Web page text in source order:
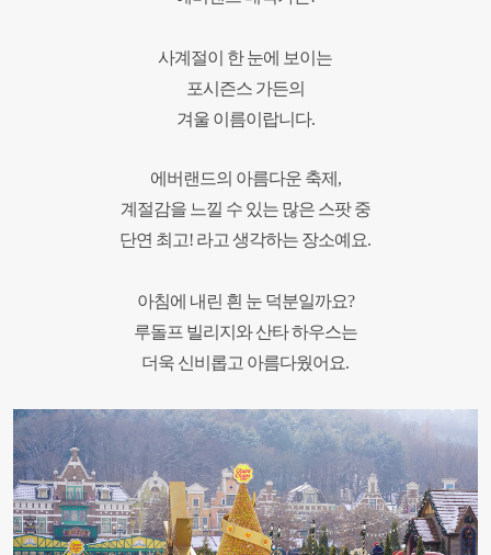
사계절이 한 눈에 보이는
포시즌스 가든의
겨울 이름이랍니다.
에버랜드의 아름다운 축제,
계절감을 느낄 수 있는 많은 스팟 중
단연 최고! 라고 생각하는 장소예요.
아침에 내린 흰 눈 덕분일까요?
루돌프 빌리지와 산타 하우스는
더욱 신비롭고 아름다웠어요.